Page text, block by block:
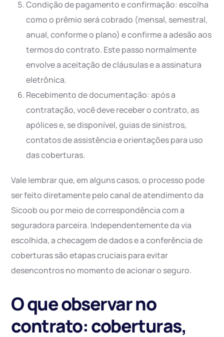
Condição de pagamento e confirmação: escolha
como o prêmio será cobrado (mensal, semestral,
anual, conforme o plano) e confirme a adesão aos
termos do contrato. Este passo normalmente
envolve a aceitação de cláusulas e a assinatura
eletrônica.
Recebimento de documentação: após a
contratação, você deve receber o contrato, as
apólices e, se disponível, guias de sinistros,
contatos de assistência e orientações para uso
das coberturas.
Vale lembrar que, em alguns casos, o processo pode
ser feito diretamente pelo canal de atendimento da
Sicoob ou por meio de correspondência com a
seguradora parceira. Independentemente da via
escolhida, a checagem de dados e a conferência de
coberturas são etapas cruciais para evitar
desencontros no momento de acionar o seguro.
O que observar no
contrato: coberturas,